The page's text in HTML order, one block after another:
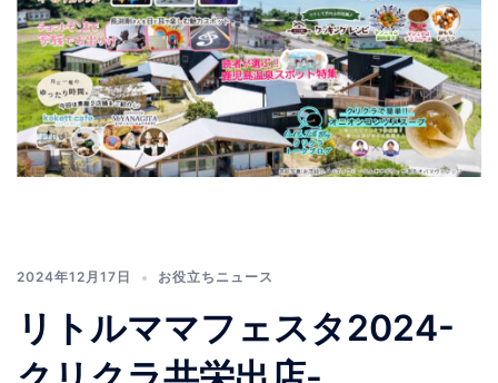
2024年12月17日 お役立ちニュース
リトルママフェスタ2024-